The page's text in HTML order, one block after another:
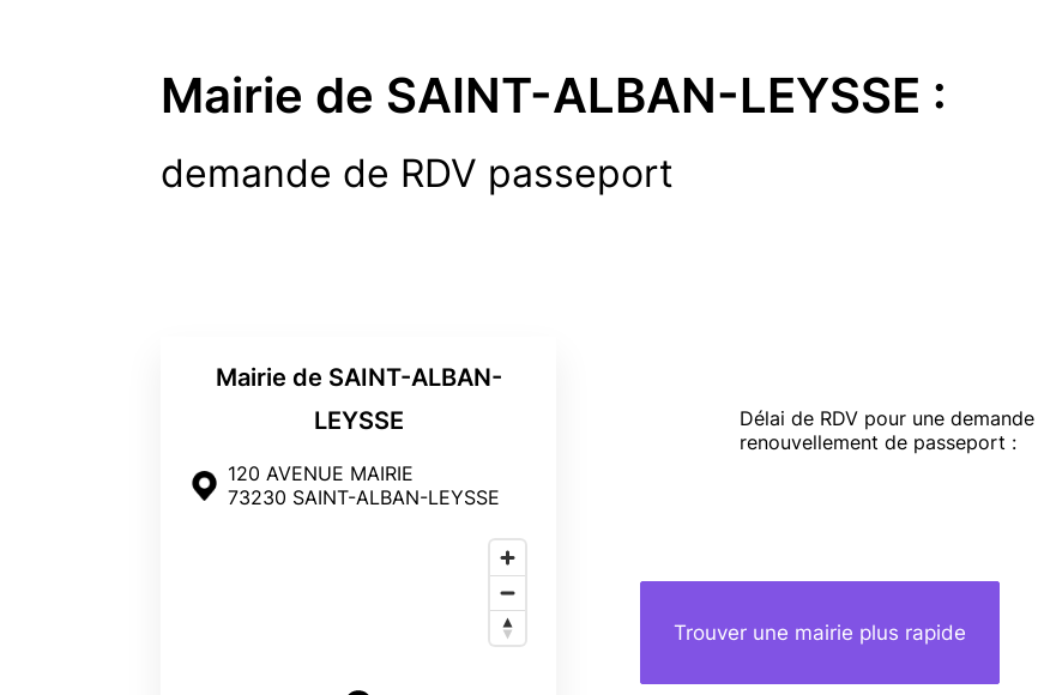
Mairie de SAINT-ALBAN-LEYSSE :
demande de RDV passeport
Mairie de SAINT-ALBAN-
LEYSSE
120 AVENUE MAIRIE
73230 SAINT-ALBAN-LEYSSE
Délai de RDV pour une
renouvellement de passeport :
Trouver une mairie plus rapide